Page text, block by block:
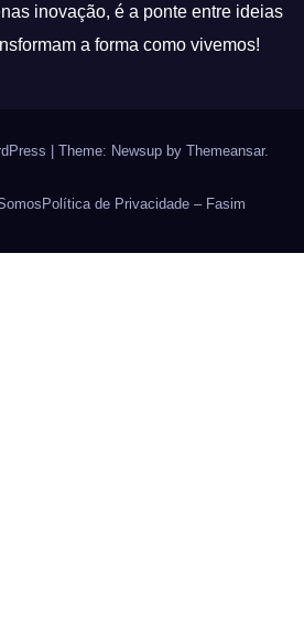
inovação, é a ponte entre ideias
a forma como vivemos!
| Theme: Newsup by Themeansar.
Política de Privacidade – Fasim